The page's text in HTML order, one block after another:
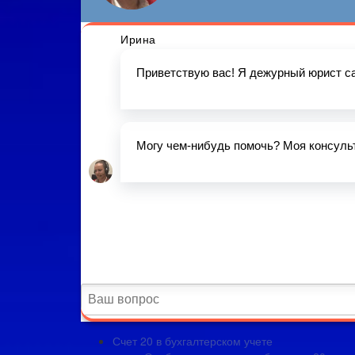
Счет 20 в бухгалтерском учете